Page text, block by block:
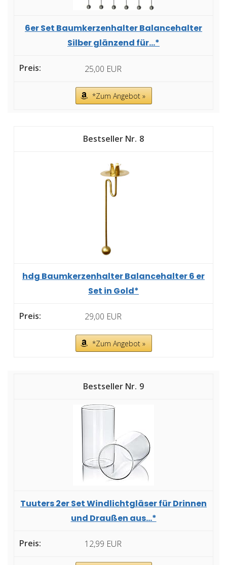
6er Set Baumkerzenhalter Balancehalter
Silber glänzend für...*
25,00 EUR
*Zum Angebot »
8
hdg Baumkerzenhalter Balancehalter 6 er
Set in Gold*
29,00 EUR
*Zum Angebot »
9
Tuuters 2er Set Windlichtgläser für Drinnen
und Draußen aus...*
12,99 EUR